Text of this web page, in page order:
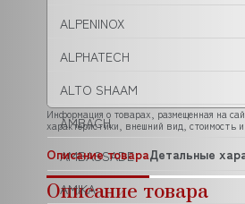
ALPENINOX
ALPHATECH
ALTO SHAAM
AMBACH
AMBASSADE
AMIKA
Информация о товарах, размещенная на
характеристики, внешний вид, стоимость
Описание товараДетальные
Описание товара